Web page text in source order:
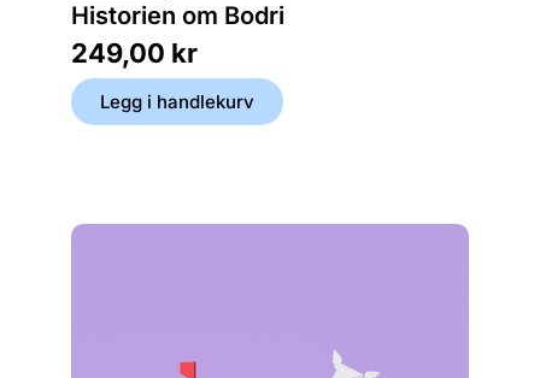
Historien om Bodri
249,00 kr
Legg i handlekurv